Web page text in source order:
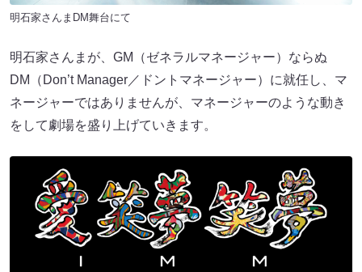
明石家さんまDM舞台にて
明石家さんまが、GM（ゼネラルマネージャー）ならぬ
DM（Don’t Manager／ドントマネージャー）に就任し、マ
ネージャーではありませんが、マネージャーのような動き
をして劇場を盛り上げていきます。